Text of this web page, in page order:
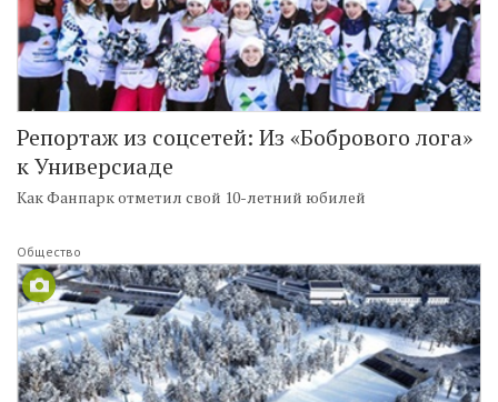
Репортаж из соцсетей: Из «Бобрового лога»
к Универсиаде
Как Фанпарк отметил свой 10-летний юбилей
Общество